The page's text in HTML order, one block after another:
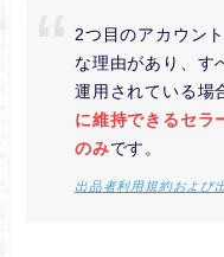
2つ目のアカウン
な理由があり、す
運用されている場
に維持できるセラ
のみです。
出品者利用規約および